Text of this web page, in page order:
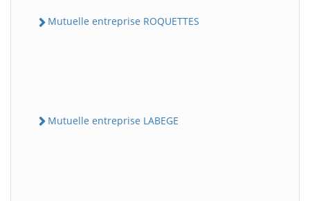
Mutuelle entreprise ROQUETTES
Mutuelle entreprise LABEGE